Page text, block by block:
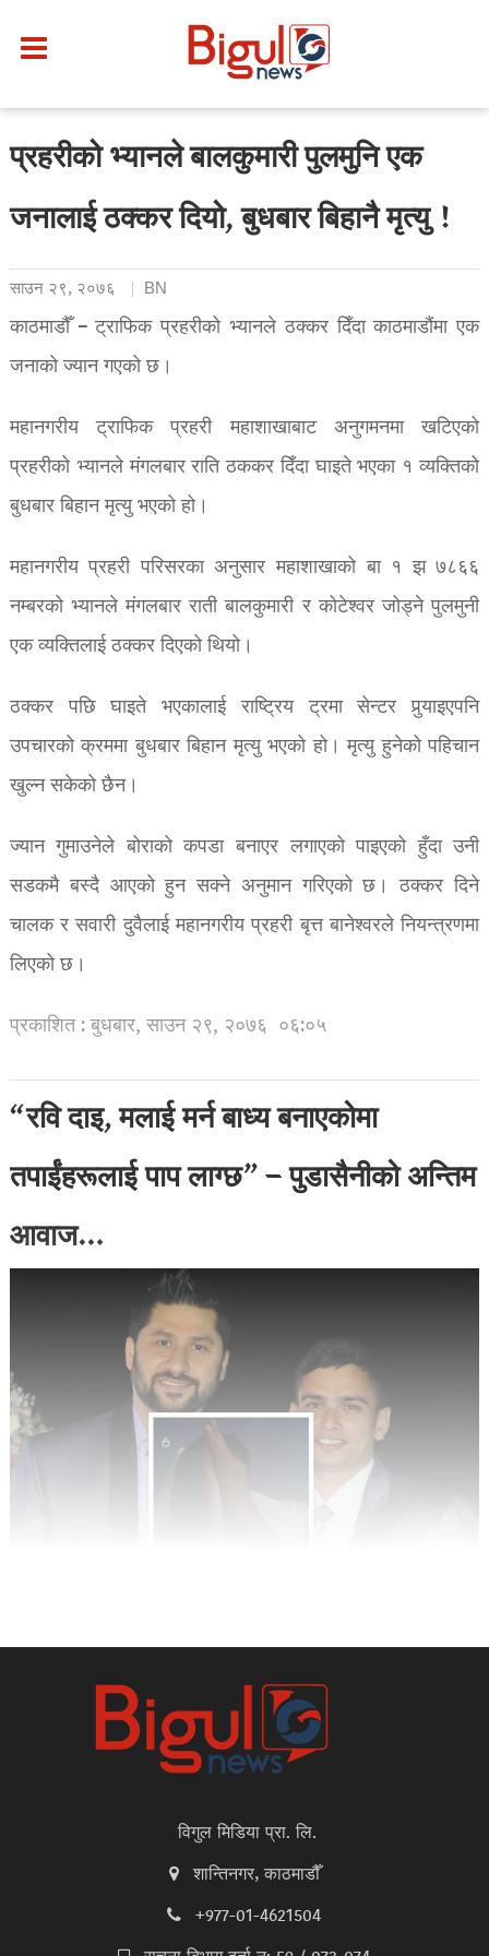
प्रहरीको भ्यानले बालकुमारी पुलमुनि एक
जनालाई ठक्कर दियो, बुधबार बिहानै मृत्यु !
साउन २९, २०७६ BN
काठमाडौँ – ट्राफिक प्रहरीको भ्यानले ठक्कर दिँदा काठमाडौंमा एक
जनाको ज्यान गएको छ।
महानगरीय ट्राफिक प्रहरी महाशाखाबाट अनुगमनमा खटिएको
प्रहरीको भ्यानले मंगलबार राति ठककर दिँदा घाइते भएका १ व्यक्तिको
बुधबार बिहान मृत्यु भएको हो।
महानगरीय प्रहरी परिसरका अनुसार महाशाखाको बा १ झ ७८६६
नम्बरको भ्यानले मंगलबार राती बालकुमारी र कोटेश्वर जोड्ने पुलमुनी
एक व्यक्तिलाई ठक्कर दिएको थियो।
ठक्कर पछि घाइते भएकालाई राष्ट्रिय ट्रमा सेन्टर पुर्‍याइएपनि
उपचारको क्रममा बुधबार बिहान मृत्यु भएको हो। मृत्यु हुनेको पहिचान
खुल्न सकेको छैन।
ज्यान गुमाउनेले बोराको कपडा बनाएर लगाएको पाइएको हुँदा उनी
सडकमै बस्दै आएको हुन सक्ने अनुमान गरिएको छ। ठक्कर दिने
चालक र सवारी दुवैलाई महानगरीय प्रहरी बृत्त बानेश्वरले नियन्त्रणमा
लिएको छ।
प्रकाशित : बुधबार, साउन २९, २०७६ ०६:०५
“रवि दाइ, मलाई मर्न बाध्य बनाएकोमा
तपाईंहरूलाई पाप लाग्छ” – पुडासैनीको अन्तिम
आवाज…
विगुल मिडिया प्रा. लि.
शान्तिनगर, काठमाडौँ
+977-01-4621504